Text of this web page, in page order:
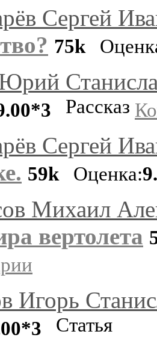
Сергей
75k
Рассказ
Сергей
59k Оценка:
Михаил
вертолета
Игорь
Статья